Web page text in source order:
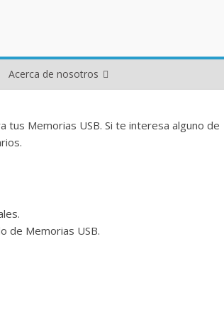
Acerca de nosotros
tus Memorias USB. Si te interesa alguno de
de Memorias USB.